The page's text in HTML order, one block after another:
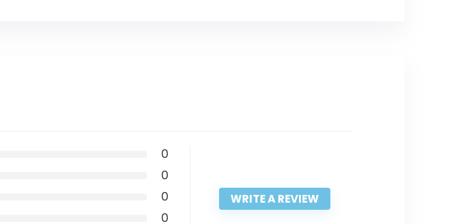
0
0
0
0
WRITE A REVIEW